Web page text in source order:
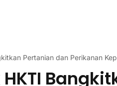
Pertanian dan Perikanan